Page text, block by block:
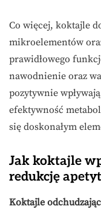
Co więcej, koktajle
mikroelementów
prawidłowego
nawodnienie oraz
pozytywnie
efektywność
się doskonałym
Jak koktajle
redukcję
Koktajle